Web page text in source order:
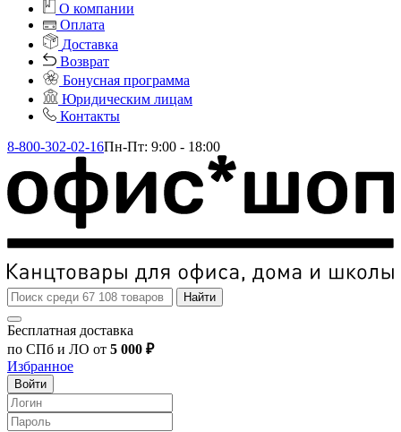
О компании
Оплата
Доставка
Возврат
Бонусная программа
Юридическим лицам
Контакты
8-800-302-02-16Пн-Пт: 9:00 - 18:00
Найти
Бесплатная доставка
по СПб и ЛО от 5 000 ₽
Избранное
Войти